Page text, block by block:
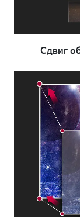
Сдвиг